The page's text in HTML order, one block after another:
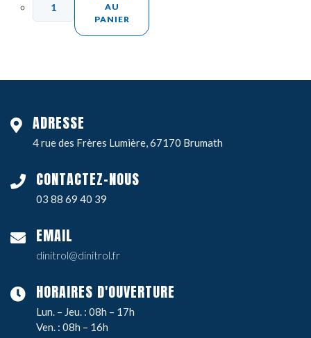
AU
PANIER
ADRESSE
4 rue des Frères Lumière, 67170 Brumath
CONTACTEZ-NOUS
03 88 69 40 39
EMAIL
dinitrol@dinitrol.fr
HORAIRES D'OUVERTURE
Lun. – Jeu. : 08h – 17h
Ven. : 08h – 16h